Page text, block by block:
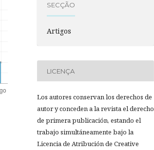
SECÇÃO
Artigos
LICENÇA
Los autores conservan los derechos de
autor y conceden a la revista el derecho
de primera publicación, estando el
trabajo simultáneamente bajo la
Licencia de Atribución de Creative